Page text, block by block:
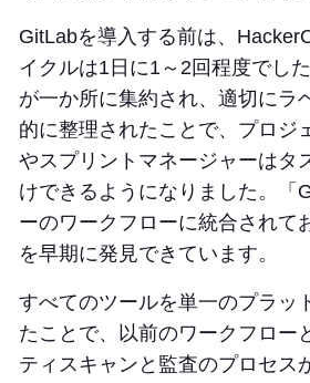
GitLabを導入する前は、
イクルは1日に1～2回程度でし
が一か所に集約され、適切にラ
的に整理されたことで、プロジ
やスプリントマネージャーはタ
けできるようになりました。「
ーのワークフローに統合されて
を早期に発見できています。
すべてのツールを単一のプラッ
たことで、以前のワークフロー
ティスキャンと監査のプロセス